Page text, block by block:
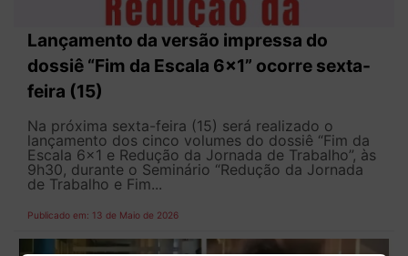
Lançamento da versão impressa do
dossiê “Fim da Escala 6×1” ocorre sexta-
feira (15)
Na próxima sexta-feira (15) será realizado o
lançamento dos cinco volumes do dossiê “Fim da
Escala 6×1 e Redução da Jornada de Trabalho”, às
9h30, durante o Seminário “Redução da Jornada
de Trabalho e Fim...
Publicado em: 13 de Maio de 2026